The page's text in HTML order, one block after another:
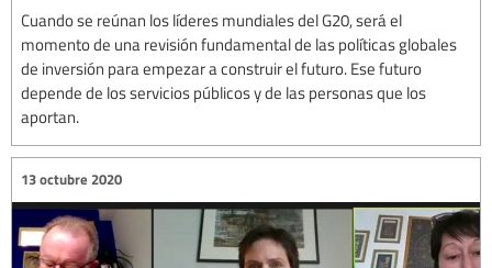
Cuando se reúnan los líderes mundiales del G20, será el
momento de una revisión fundamental de las políticas globales
de inversión para empezar a construir el futuro. Ese futuro
depende de los servicios públicos y de las personas que los
aportan.
13 octubre 2020